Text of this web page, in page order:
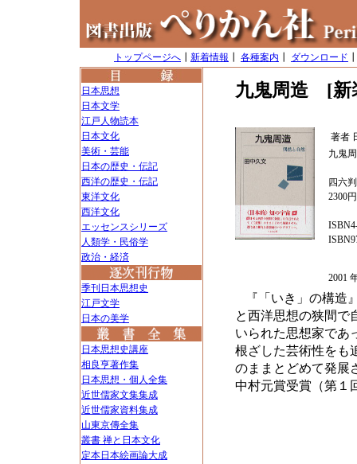
トップページへ 新着情報 各種案内 ダウンロード
日本思想
日本文学
江戸人物読本
日本文化
美術・芸能
日本の歴史・伝記
西洋の歴史・伝記
東洋文化
西洋文化
エッセンスシリーズ
人類学・民俗学
政治・経済
季刊日本思想史
江戸文学
日本の美学
日本思想史講座
相良亨著作集
日本思想・個人全集
近世儒家文集集成
近世儒家資料集成
山東京傳全集
叢書 禅と日本文化
定本日本絵画論大成
九鬼周造 [新
著者
九鬼
四六
2300
2001
『「いき」の構造
と西洋思想の狭間で
いられた思想家であ
根ざした芸術性をも
のままとどめて発展
中村元賞受賞（第１